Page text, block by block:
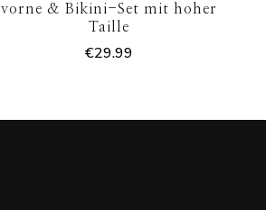
vorne & Bikini-Set mit hoher
Taille
€29.99